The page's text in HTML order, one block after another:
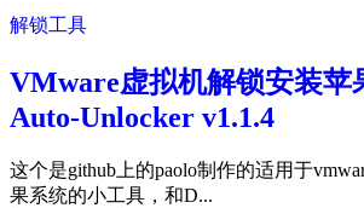
解锁工具
VMware虚拟机解锁安装苹
Auto-Unlocker v1.1.4
这个是github上的paolo制作的适用于
果系统的小工具，和D...